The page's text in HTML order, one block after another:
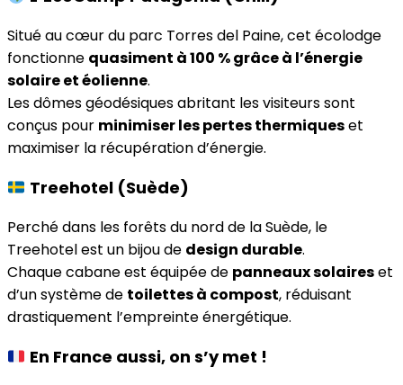
Situé au cœur du parc Torres del Paine, cet écolodge
fonctionne quasiment à 100 % grâce à l’énergie
solaire et éolienne.
Les dômes géodésiques abritant les visiteurs sont
conçus pour minimiser les pertes thermiqueset
maximiser la récupération d’énergie.
Treehotel (Suède)
Perché dans les forêts du nord de la Suède, le
Treehotel est un bijou de design durable.
Chaque cabane est équipée de panneaux solaireset
d’un système de toilettes à compost, réduisant
drastiquement l’empreinte énergétique.
En France aussi, on s’y met !